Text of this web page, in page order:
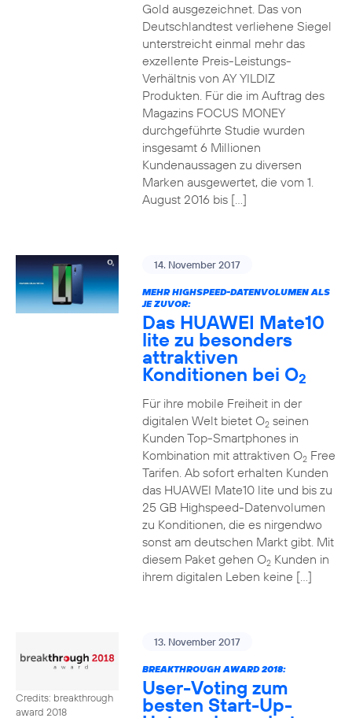
Gold ausgezeichnet. Das von
Deutschlandtest verliehene Siegel
unterstreicht einmal mehr das
exzellente Preis-Leistungs-
Verhältnis von AY YILDIZ
Produkten. Für die im Auftrag des
Magazins FOCUS MONEY
durchgeführte Studie wurden
insgesamt 6 Millionen
Kundenaussagen zu diversen
Marken ausgewertet, die vom 1.
August 2016 bis […]
14. November 2017
MEHR HIGHSPEED-DATENVOLUMEN ALS
JE ZUVOR:
Das HUAWEI Mate10
lite zu besonders
attraktiven
Konditionen bei O2
Für ihre mobile Freiheit in der
digitalen Welt bietet O2seinen
Kunden Top-Smartphones in
Kombination mit attraktiven O2Free
Tarifen. Ab sofort erhalten Kunden
das HUAWEI Mate10 lite und bis zu
25 GB Highspeed-Datenvolumen
zu Konditionen, die es nirgendwo
sonst am deutschen Markt gibt. Mit
diesem Paket gehen O2Kunden in
ihrem digitalen Leben keine […]
Credits: breakthrough
award 2018
13. November 2017
BREAKTHROUGH AWARD 2018:
User-Voting zum
besten Start-Up-